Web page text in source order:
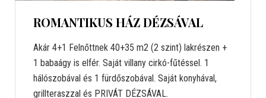
ROMANTIKUS HÁZ DÉZSÁVAL
Akár 4+1 Felnőttnek 40+35 m2 (2 szint) lakrészen +
1 babaágy is elfér. Saját villany cirkó-fűtéssel. 1
hálószobával és 1 fürdőszobával. Saját konyhával,
grillteraszzal és PRIVÁT DÉZSÁVAL.